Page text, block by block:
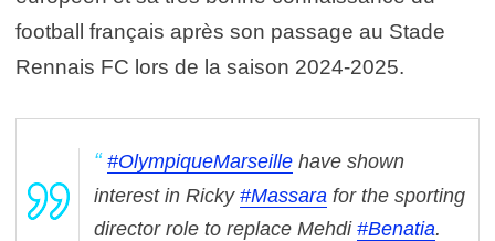
football français après son passage au Stade
Rennais FC lors de la saison 2024-2025.
#OlympiqueMarseille have shown
interest in Ricky #Massara for the sporting
director role to replace Mehdi #Benatia.